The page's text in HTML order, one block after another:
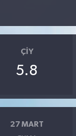
ÇIY
5.8
27 MART